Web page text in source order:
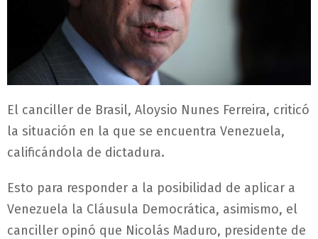
El canciller de Brasil, Aloysio Nunes Ferreira, criticó
la situación en la que se encuentra Venezuela,
calificándola de dictadura.
Esto para responder a la posibilidad de aplicar a
Venezuela la Cláusula Democrática, asimismo, el
canciller opinó que Nicolás Maduro, presidente de